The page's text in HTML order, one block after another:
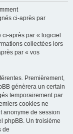
ci-après par
après par « logiciel
collectées lors
par « vos
Premièrement,
génèrera un certain
temporairement par
cookies ne
anonyme de session
phpBB. Un troisième
de